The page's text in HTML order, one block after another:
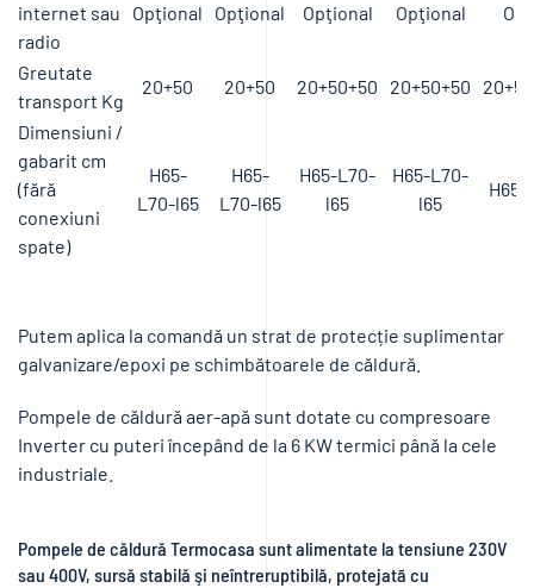
internet sau
radio
Opţional Opţional Opţional Opţional
Greutate
transport Kg
20+50 20+50 20+50+50 20+50+50
Dimensiuni /
gabarit cm
(fără
conexiuni
spate)
H65-
L70-l65
H65-
L70-l65
H65-L70-
l65
H65-L70-
l65
H65-
Putem aplica la comandă un strat de protecție suplimentar
galvanizare/epoxi pe schimbătoarele de căldură.
Pompele de căldură aer-apă sunt dotate cu compresoare
Inverter cu puteri începând de la 6 KW termici până la cele
industriale.
Pompele de căldură Termocasa sunt alimentate la tensiune 230V
sau 400V, sursă stabilă şi neîntreruptibilă, protejatã cu